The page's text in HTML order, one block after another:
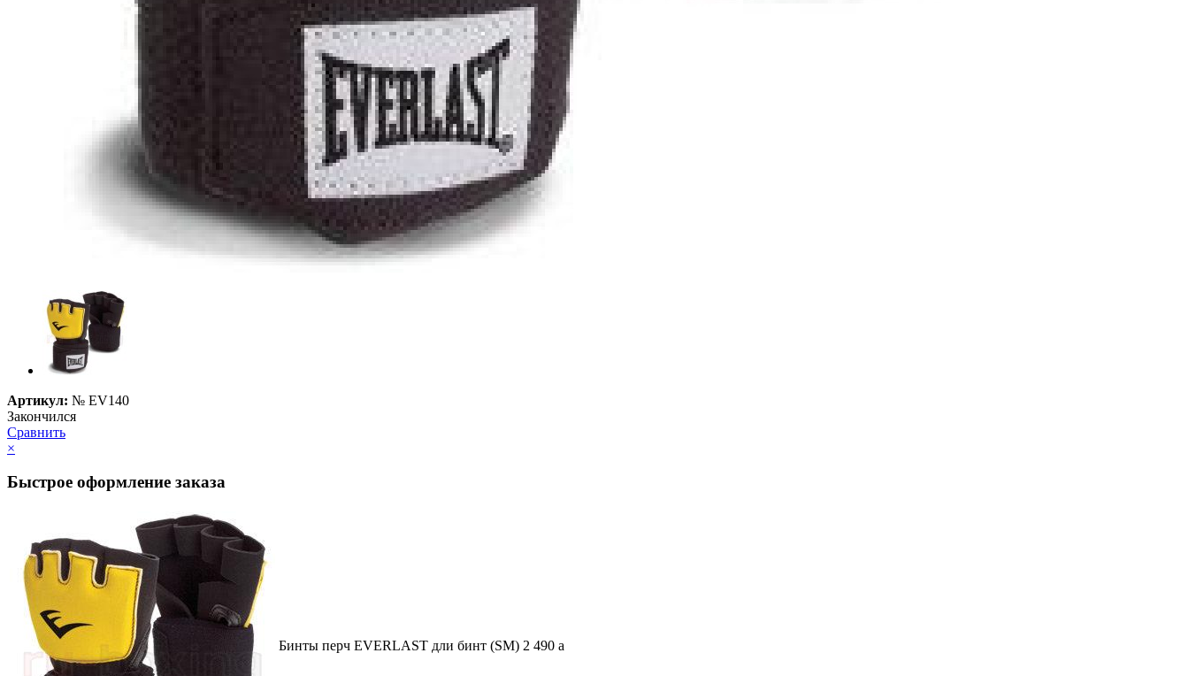
Артикул: № EV140
Закончился
Сравнить
×
Быстрое оформление заказа
Бинты перч EVERLAST дли бинт (SM) 2 490 a